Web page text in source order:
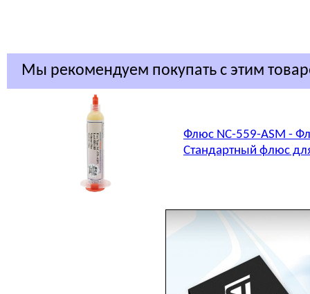
Мы рекомендуем покупать с этим
Флюс NC-559-ASM -
Стандартный флюс